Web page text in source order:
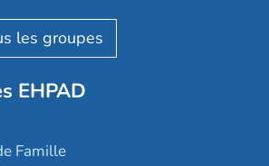
EHPAD
Famille